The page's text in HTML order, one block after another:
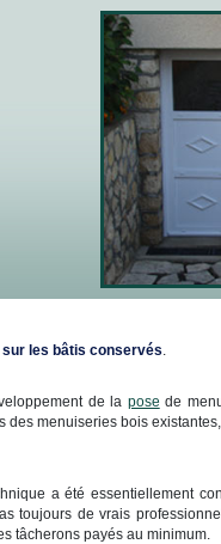
sur les bâtis conservés.
de la pose de
des menuiseries bois
a été essentiellement
toujours de vrais
tâcherons payés au minimum.